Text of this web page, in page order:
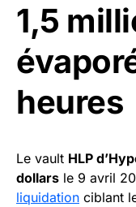
1,5
heures
Le vault HLP
dollars le 9 avril
liquidation ciblant